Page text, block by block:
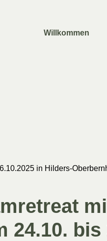
Willkommen
in Hilders-
24.10. bis